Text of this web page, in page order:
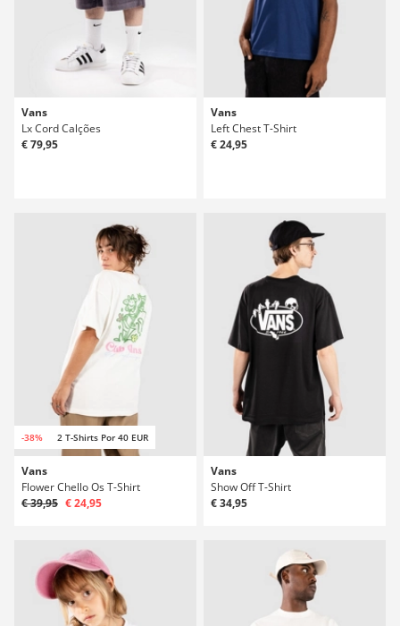
Vans
Lx Cord Calções
€ 79,95
Vans
Left Chest T-Shirt
€ 24,95
-38% 2 T-Shirts Por 40 EUR
Vans
Flower Chello Os T-Shirt
€ 39,95 € 24,95
Vans
Show Off T-Shirt
€ 34,95